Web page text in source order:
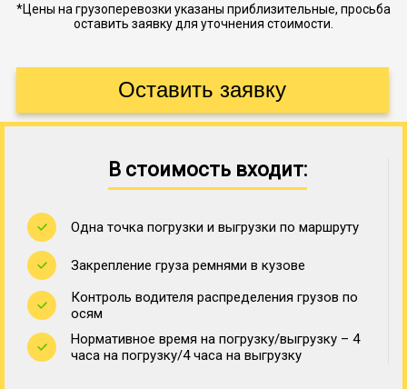
*Цены на грузоперевозки указаны приблизительные, просьба
оставить заявку для уточнения стоимости.
В стоимость входит:
Одна точка погрузки и выгрузки по маршруту
Закрепление груза ремнями в кузове
Контроль водителя распределения грузов по
осям
Нормативное время на погрузку/выгрузку – 4
часа на погрузку/4 часа на выгрузку